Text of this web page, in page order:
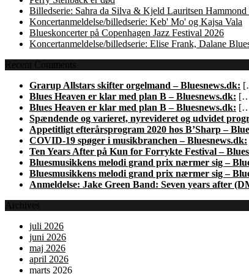
Billedserie: Sahra da Silva & Kjeld Lauritsen
Koncertanmeldelse/billedserie: Keb' Mo' og Kajsa Vala
Blueskoncerter på Copenhagen Jazz Festival 2026
Koncertanmeldelse/billedserie: Elise Frank, Dalane
Recent Comments
Grarup Allstars skifter orgelmand – Bluesnews.dk:
Blues Heaven er klar med plan B – Bluesnews.dk:
Blues Heaven er klar med plan B – Bluesnews.dk:
Spændende og varieret, nyrevideret og udvidet
Appetitligt efterårsprogram 2020 hos B’Sharp –
COVID-19 spøger i musikbranchen – Bluesnews.dk:
Ten Years After på Kun for Forrykte Festival –
Bluesmusikkens melodi grand prix nærmer sig –
Bluesmusikkens melodi grand prix nærmer sig –
Anmeldelse: Jake Green Band: Seven years after
Archives
juli 2026
juni 2026
maj 2026
april 2026
marts 2026